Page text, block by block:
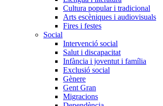
Cultura popular i tradicional
Arts escèniques i audiovisuals
Fires i festes
Social
Intervenció social
Salut i discapacitat
Infància i joventut i família
Exclusió social
Gènere
Gent Gran
Migracions